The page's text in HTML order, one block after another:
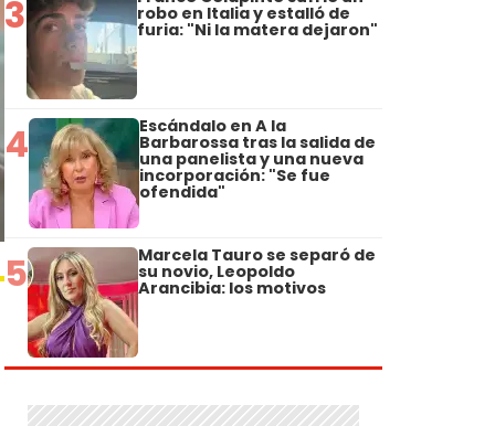
3 robo en Italia y estalló de
furia: "Ni la matera dejaron"
4 Escándalo en A la
Barbarossa tras la salida de
una panelista y una nueva
incorporación: "Se fue
ofendida"
5 Marcela Tauro se separó de
su novio, Leopoldo
Arancibia: los motivos